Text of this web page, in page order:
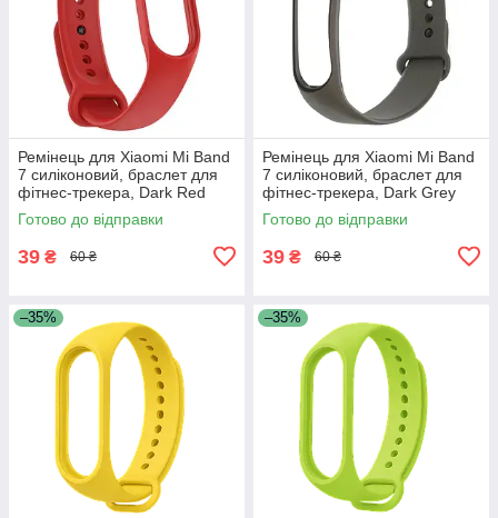
Ремінець для Xiaomi Mi Band
7 силіконовий, браслет для
фітнес-трекера, Dark Red
(16)
Готово до відправки
39 ₴ 60 ₴
Ремінець для Xiaomi Mi Band
7 силіконовий, браслет для
фітнес-трекера, Dark Grey
(30/36)
Готово до відправки
39 ₴ 60 ₴
–35% –35%